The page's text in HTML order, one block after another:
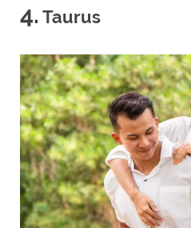
4. Taurus